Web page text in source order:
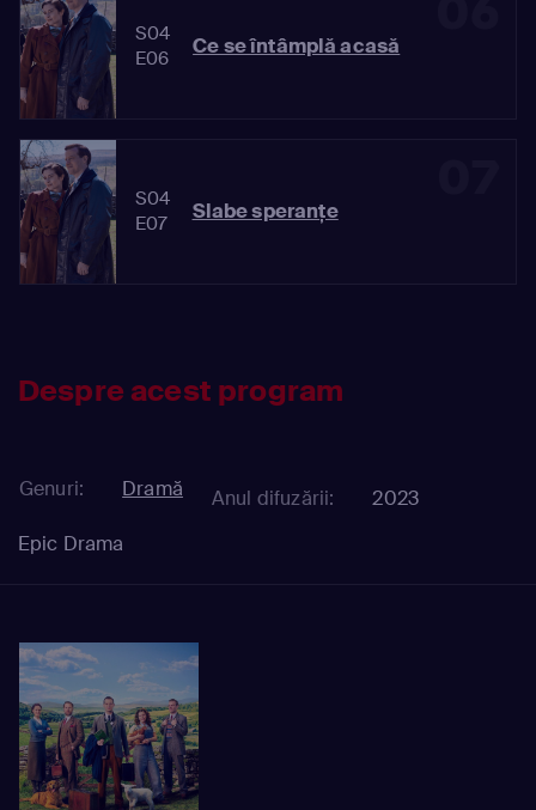
S04
E06
Ce se întâmplă acasă
S04
E07
Slabe speranțe
Despre acest program
Genuri: Dramă Anul difuzării:
2023
Epic Drama